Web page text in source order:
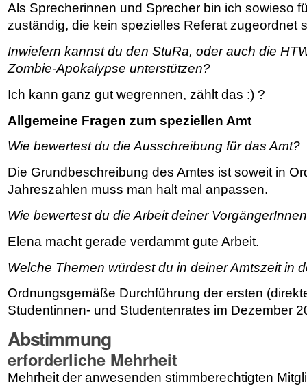
Als Sprecherinnen und Sprecher bin ich sowieso
zuständig, die kein spezielles Referat zugeordnet
Inwiefern kannst du den StuRa, oder auch die
Zombie-Apokalypse unterstützen?
Ich kann ganz gut wegrennen, zählt das :) ?
Allgemeine Fragen zum speziellen Amt
Wie bewertest du die Ausschreibung für das Amt?
Die Grundbeschreibung des Amtes ist soweit in
Jahreszahlen muss man halt mal anpassen.
Wie bewertest du die Arbeit deiner
Elena macht gerade verdammt gute Arbeit.
Welche Themen würdest du in deiner Amtszeit in
Ordnungsgemäße Durchführung der ersten
Studentinnen- und Studentenrates im Dezember
Abstimmung
erforderliche Mehrheit
Mehrheit der anwesenden stimmberechtigten